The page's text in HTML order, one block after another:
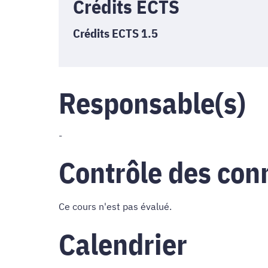
Crédits ECTS
Crédits ECTS 1.5
Responsable(s)
-
Contrôle des
Ce cours n'est pas évalué.
Calendrier